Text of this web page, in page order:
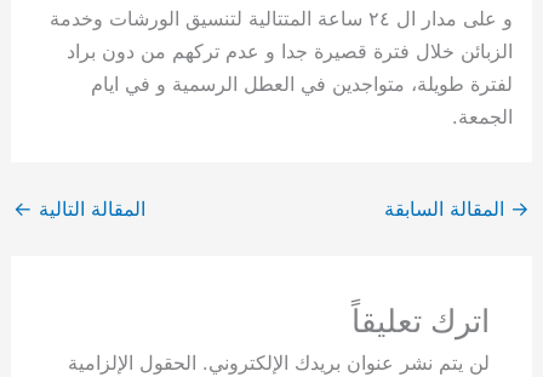
و على مدار ال ٢٤ ساعة المتتالية لتنسيق الورشات وخدمة
الزبائن خلال فترة قصيرة جدا و عدم تركهم من دون براد
لفترة طويلة، متواجدين في العطل الرسمية و في ايام
الجمعة.
→ المقالة السابقة المقالة التالية ←
اترك تعليقاً
لن يتم نشر عنوان بريدك الإلكتروني. الحقول الإلزامية